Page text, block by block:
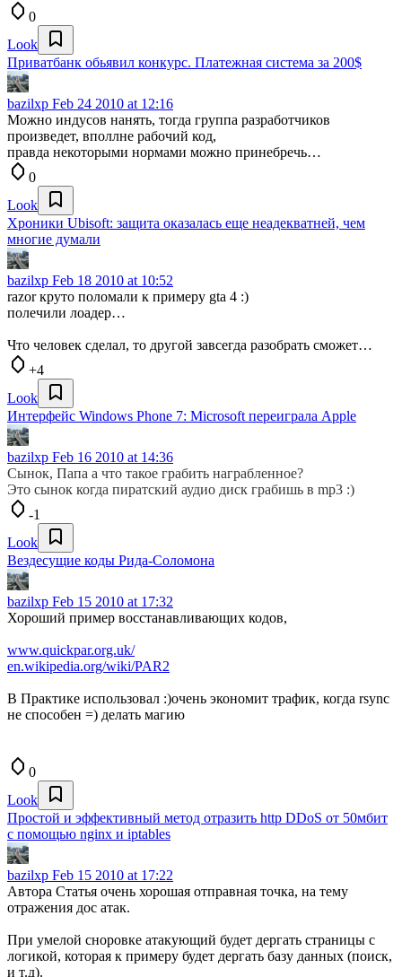
0
Look
Приватбанк обьявил конкурс. Платежная система за 200$
bazilxp Feb 24 2010 at 12:16
Можно индусов нанять, тогда группа разработчиков
произведет, вполлне рабочий код,
правда некоторыми нормами можно принебречь…
0
Look
Хроники Ubisoft: защита оказалась еще неадекватней, чем
многие думали
bazilxp Feb 18 2010 at 10:52
razor круто поломали к примеру gta 4 :)
полечили лоадер…
Что человек сделал, то другой завсегда разобрать сможет…
+4
Look
Интерфейс Windows Phone 7: Microsoft переиграла Apple
bazilxp Feb 16 2010 at 14:36
Сынок, Папа а что такое грабить награбленное?
Это сынок когда пиратский аудио диск грабишь в mp3 :)
-1
Look
Вездесущие коды Рида-Соломона
bazilxp Feb 15 2010 at 17:32
Хороший пример восстанавливающих кодов,
www.quickpar.org.uk/
en.wikipedia.org/wiki/PAR2
В Практике использовал :)очень экономит трафик, когда rsync
не способен =) делать магию
0
Look
Простой и эффективный метод отразить http DDoS от 50мбит
с помощью nginx и iptables
bazilxp Feb 15 2010 at 17:22
Автора Cтатья очень хорошая отправная точка, на тему
отражения дос атак.
При умелой сноровке атакующий будет дергать страницы с
логикой, которая к примеру будет дергать базу данных (поиск,
и т.д).